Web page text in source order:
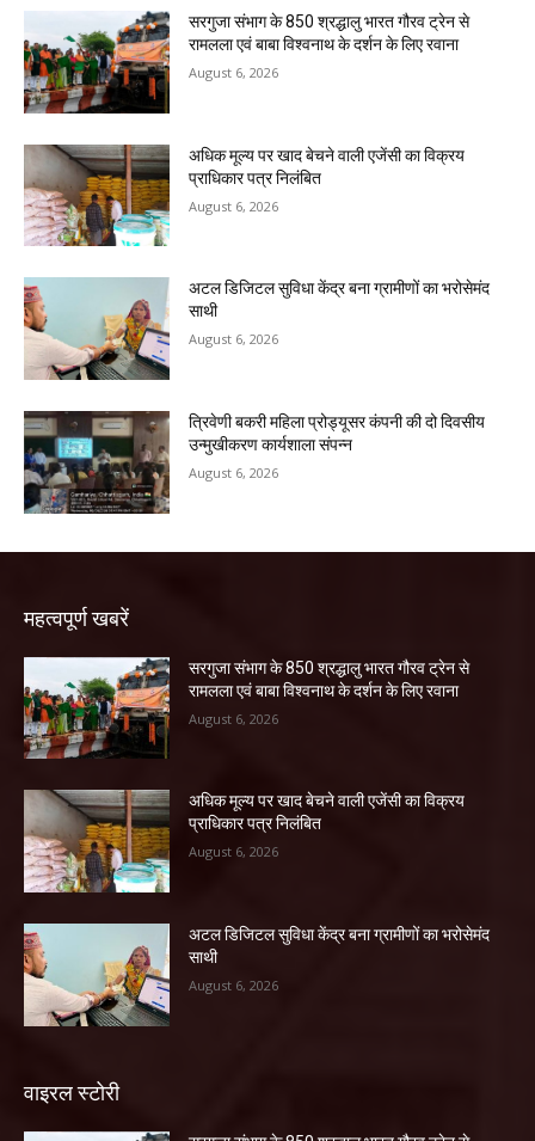
सरगुजा संभाग के 850 श्रद्धालु भारत गौरव ट्रेन से
रामलला एवं बाबा विश्वनाथ के दर्शन के लिए रवाना
August 6, 2026
अधिक मूल्य पर खाद बेचने वाली एजेंसी का विक्रय
प्राधिकार पत्र निलंबित
August 6, 2026
अटल डिजिटल सुविधा केंद्र बना ग्रामीणों का भरोसेमंद
साथी
August 6, 2026
त्रिवेणी बकरी महिला प्रोड्यूसर कंपनी की दो दिवसीय
उन्मुखीकरण कार्यशाला संपन्न
August 6, 2026
महत्वपूर्ण खबरें
सरगुजा संभाग के 850 श्रद्धालु भारत गौरव ट्रेन से
रामलला एवं बाबा विश्वनाथ के दर्शन के लिए रवाना
August 6, 2026
अधिक मूल्य पर खाद बेचने वाली एजेंसी का विक्रय
प्राधिकार पत्र निलंबित
August 6, 2026
अटल डिजिटल सुविधा केंद्र बना ग्रामीणों का भरोसेमंद
साथी
August 6, 2026
वाइरल स्टोरी